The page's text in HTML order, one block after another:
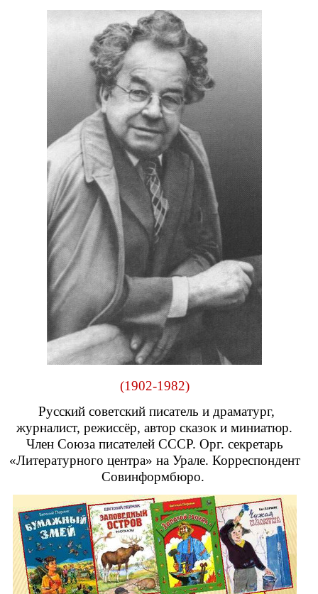
(1902-1982)
Русский советский писатель и драматург,
журналист, режиссёр, автор сказок и миниатюр.
Член Союза писателей СССР. Орг. секретарь
«Литературного центра» на Урале. Корреспондент
Совинформбюро.